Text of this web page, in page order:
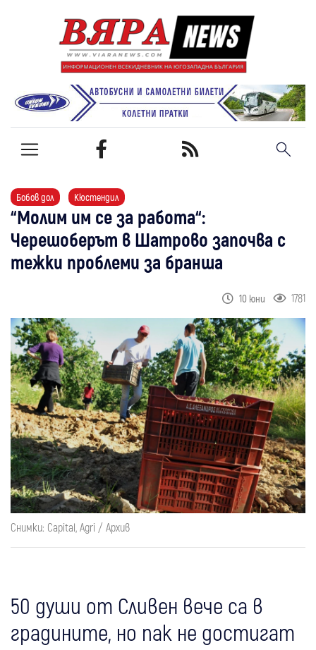
Бобов дол Кюстендил
“Молим им се за работа“:
Черешоберът в Шатрово започва с
тежки проблеми за бранша
10 юни 1781
Снимки: Capital, Agri / Архив
50 души от Сливен вече са в
градините, но пак не достигат